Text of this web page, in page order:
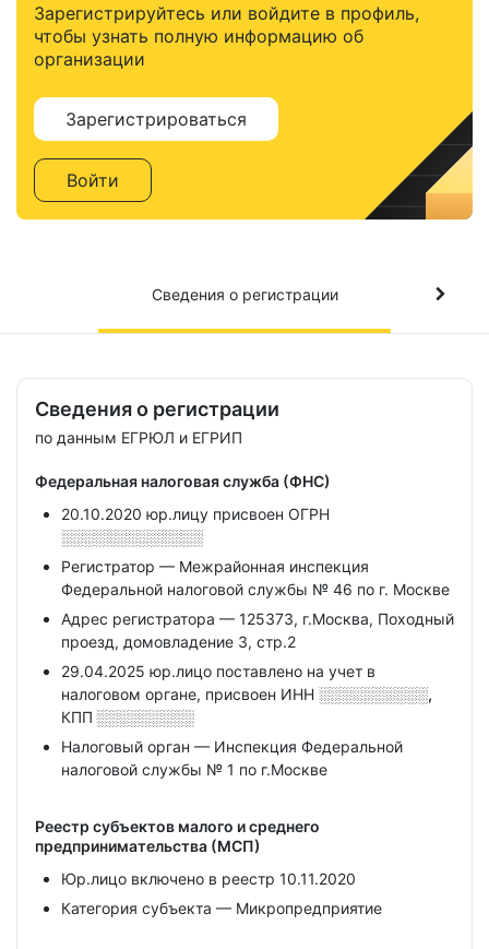
Зарегистрируйтесь или войдите в профиль,
чтобы узнать полную информацию об
организации
Зарегистрироваться
Войти
Сведения о регистрации
Сведения о регистрации
по данным ЕГРЮЛ и ЕГРИП
Федеральная налоговая служба (ФНС)
20.10.2020 юр.лицу присвоен ОГРН
░░░░░░░░░░░░░
Регистратор — Межрайонная инспекция
Федеральной налоговой службы № 46 по г. Москве
Адрес регистратора — 125373, г.Москва, Походный
проезд, домовладение 3, стр.2
29.04.2025 юр.лицо поставлено на учет в
налоговом органе, присвоен ИНН ░░░░░░░░░░,
КПП ░░░░░░░░░
Налоговый орган — Инспекция Федеральной
налоговой службы № 1 по г.Москве
Реестр субъектов малого и среднего
предпринимательства (МСП)
Юр.лицо включено в реестр 10.11.2020
Категория субъекта — Микропредприятие